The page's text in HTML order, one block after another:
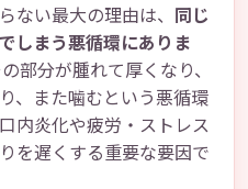
ない最大の理由は、 同じ
しまう悪循環にありま
部分が腫れて厚くなり、
、また噛むという悪循環
内炎化や疲労・ストレス
を遅くする重要な要因で